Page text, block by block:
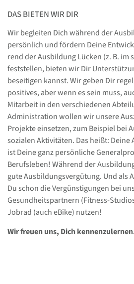
DAS BIETEN WIR DIR
Wir begleiten Dich während der
persönlich und fördern Deine
rend der Ausbildung Lücken (z. B. im
feststellen, bieten wir Dir
beseitigen kannst. Wir geben Dir
positives, aber wenn es sein muss,
Mitarbeit in den verschiedenen
Administration wollen wir unsere
Projekte einsetzen, zum Beispiel bei
sozialen Aktivitäten. Das heißt: Deine
ist Deine ganz persönliche
Berufsleben! Während der
gute Ausbildungsvergütung. Und als
Du schon die Vergünstigungen bei
Gesundheitspartnern (Fitness-
Jobrad (auch eBike) nutzen!
Wir freuen uns, Dich